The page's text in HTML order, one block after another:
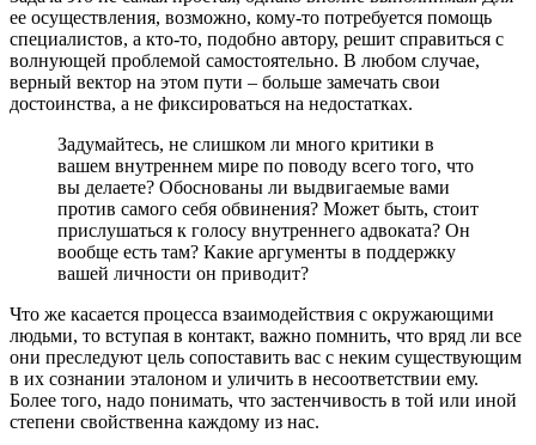
ее осуществления, возможно, кому-то потребуется помощь
специалистов, а кто-то, подобно автору, решит справиться с
волнующей проблемой самостоятельно. В любом случае,
верный вектор на этом пути – больше замечать свои
достоинства, а не фиксироваться на недостатках.
Задумайтесь, не слишком ли много критики в
вашем внутреннем мире по поводу всего того, что
вы делаете? Обоснованы ли выдвигаемые вами
против самого себя обвинения? Может быть, стоит
прислушаться к голосу внутреннего адвоката? Он
вообще есть там? Какие аргументы в поддержку
вашей личности он приводит?
Что же касается процесса взаимодействия с окружающими
людьми, то вступая в контакт, важно помнить, что вряд ли все
они преследуют цель сопоставить вас с неким существующим
в их сознании эталоном и уличить в несоответствии ему.
Более того, надо понимать, что застенчивость в той или иной
степени свойственна каждому из нас.